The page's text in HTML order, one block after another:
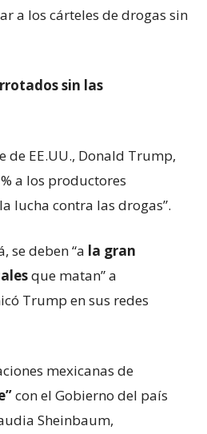
a los cárteles de drogas sin
sin las
EE.UU., Donald Trump,
a los productores
lucha contra las drogas”.
se deben “a la gran
que matan” a
Trump en sus redes
mexicanas de
con el Gobierno del país
Sheinbaum,